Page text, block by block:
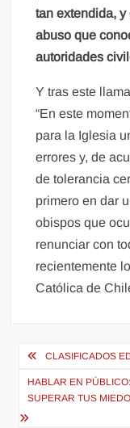
tan extendida,
abuso que
autoridades
Y tras este
“En este
para la Iglesia
errores y, de
de tolerancia
primero en dar
obispos que
renunciar con
recientemente
Católica de
de
entradas
CLASIFICADOS
HABLAR EN
SUPERAR TUS